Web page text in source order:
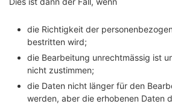
die Richtigkeit der
bestritten wird;
die Bearbeitung unrechtmässig ist
nicht zustimmen;
die Daten nicht länger für den
werden, aber die erhobenen Daten